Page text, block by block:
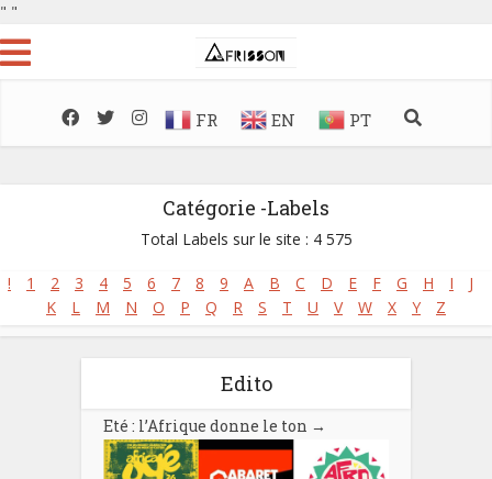
" "
FR EN PT
Catégorie -Labels
Total Labels sur le site : 4 575
! 1 2 3 4 5 6 7 8 9 A B C D E F G H I
J
K
L M N O P Q R S T U V W X Y Z
Edito
Eté : l’Afrique donne le ton →